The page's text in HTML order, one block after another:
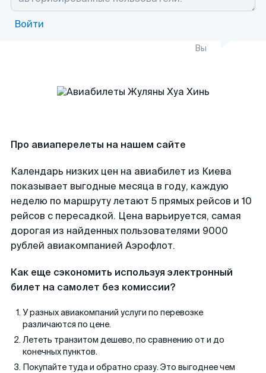
Войти
Вы
Про авиаперелеты на нашем сайте
Календарь низких цен на авиабилет из Киева
показывает выгодные месяца в году, каждую
неделю по маршруту летают 5 прямых рейсов и 10
рейсов с пересадкой. Цена варьируется, самая
дорогая из найденных пользователями 9000
рублей авиакомпанией Аэрофлот.
Как еще сэкономить используя электронный
билет на самолет без комиссии?
У разных авиакомпаний услуги по перевозке
различаются по цене.
Лететь транзитом дешево, по сравнению от и до
конечных пунктов.
Покупайте туда и обратно сразу. Это выгоднее чем